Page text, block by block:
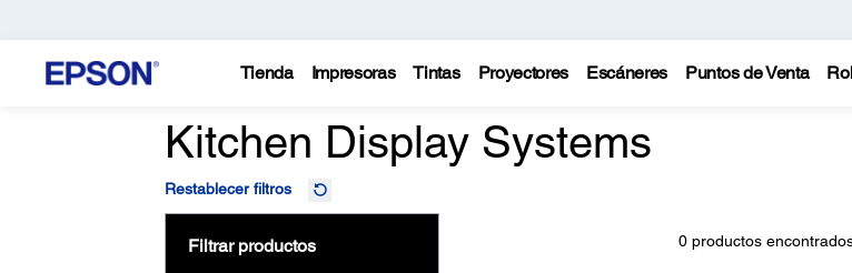
Tienda Impresoras Tintas Proyectores Escáneres Puntos de Venta
Kitchen Display Systems
Restablecer filtros
Filtrar productos 0 productos